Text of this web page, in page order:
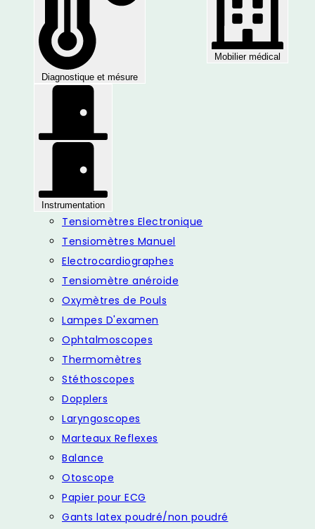
Diagnostique et mésure
Mobilier médical
Instrumentation
Tensiomètres Electronique
Tensiomètres Manuel
Electrocardiographes
Tensiomètre anéroide
Oxymètres de Pouls
Lampes D'examen
Ophtalmoscopes
Thermomètres
Stéthoscopes
Dopplers
Laryngoscopes
Marteaux Reflexes
Balance
Otoscope
Papier pour ECG
Gants latex poudré/non poudré